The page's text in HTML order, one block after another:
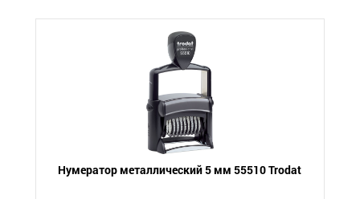
Нумератор металлический 5 мм 55510 Trodat